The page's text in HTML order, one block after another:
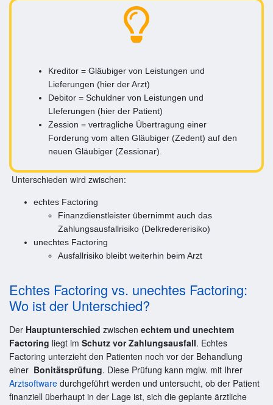
Kreditor = Gläubiger von Leistungen und
Lieferungen (hier der Arzt)
Debitor = Schuldner von Leistungen und
LIeferungen (hier der Patient)
Zession = vertragliche Übertragung einer
Forderung vom alten Gläubiger (Zedent) auf den
neuen Gläubiger (Zessionar).
Unterschieden wird zwischen:
echtes Factoring
Finanzdienstleister übernimmt auch das
Zahlungsausfallrisiko (Delkredererisiko)
unechtes Factoring
Ausfallrisiko bleibt weiterhin beim Arzt
Echtes Factoring vs. unechtes Factoring:
Wo ist der Unterschied?
Der Hauptunterschied zwischen echtem und unechtem
Factoring liegt im Schutz vor Zahlungsausfall. Echtes
Factoring unterzieht den Patienten noch vor der Behandlung
einer Bonitätsprüfung. Diese Prüfung kann mglw. mit Ihrer
Arztsoftware durchgeführt werden und untersucht, ob der Patient
finanziell überhaupt in der Lage ist, sich die geplante ärztliche